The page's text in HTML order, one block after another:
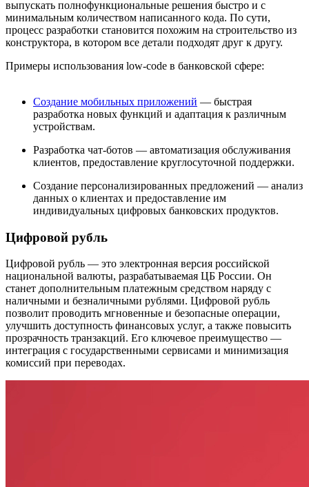
выпускать полнофункциональные решения быстро и с
минимальным количеством написанного кода. По сути,
процесс разработки становится похожим на строительство из
конструктора, в котором все детали подходят друг к другу.
Примеры использования low-code в банковской сфере:
Создание мобильных приложений — быстрая
разработка новых функций и адаптация к различным
устройствам.
Разработка чат-ботов — автоматизация обслуживания
клиентов, предоставление круглосуточной поддержки.
Создание персонализированных предложений — анализ
данных о клиентах и предоставление им
индивидуальных цифровых банковских продуктов.
Цифровой рубль
Цифровой рубль — это электронная версия российской
национальной валюты, разрабатываемая ЦБ России. Он
станет дополнительным платежным средством наряду с
наличными и безналичными рублями. Цифровой рубль
позволит проводить мгновенные и безопасные операции,
улучшить доступность финансовых услуг, а также повысить
прозрачность транзакций. Его ключевое преимущество —
интеграция с государственными сервисами и минимизация
комиссий при переводах.